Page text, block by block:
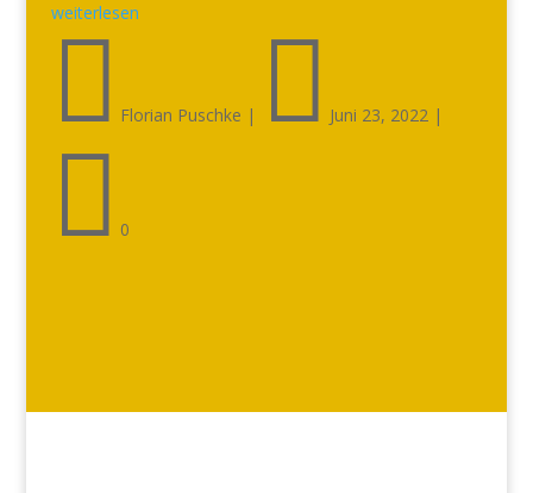
weiterlesen
 Florian Puschke |  Juni 23, 2022|
 0